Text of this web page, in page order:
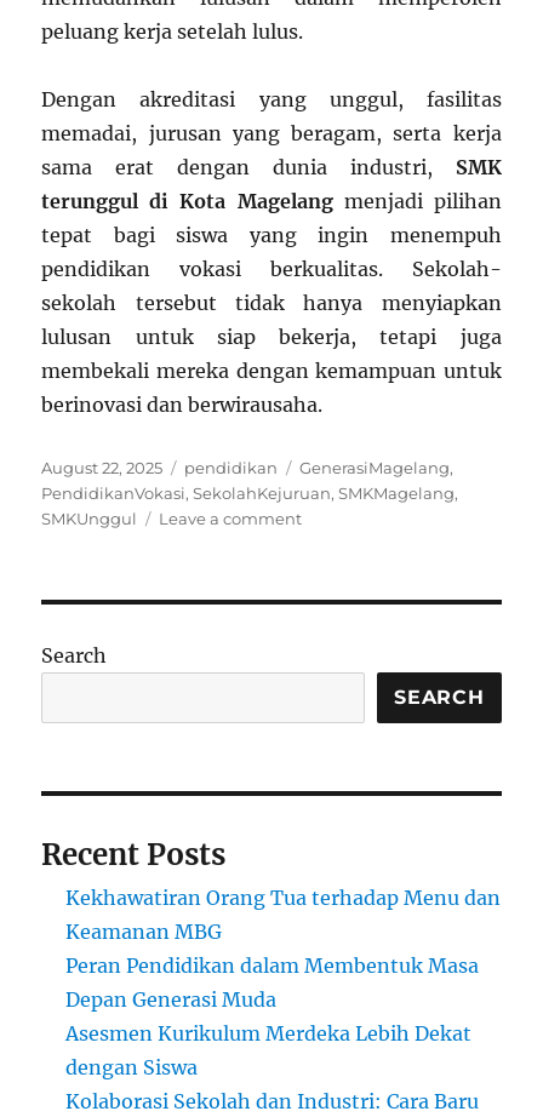
peluang kerja setelah lulus.
Dengan akreditasi yang unggul, fasilitas
memadai, jurusan yang beragam, serta kerja
sama erat dengan dunia industri, SMK
terunggul di Kota Magelangmenjadi pilihan
tepat bagi siswa yang ingin menempuh
pendidikan vokasi berkualitas. Sekolah-
sekolah tersebut tidak hanya menyiapkan
lulusan untuk siap bekerja, tetapi juga
membekali mereka dengan kemampuan untuk
berinovasi dan berwirausaha.
Posted
on
August 22, 2025 Categories
pendidikan Tags
GenerasiMagelang,
PendidikanVokasi,SekolahKejuruan,SMKMagelang,
SMKUnggul
Leave a commenton
Jawa
Pilar
di
Search
SEARCH
Recent Posts
Kekhawatiran Orang Tua terhadap Menu dan
Keamanan MBG
Peran Pendidikan dalam Membentuk Masa
Depan Generasi Muda
Asesmen Kurikulum Merdeka Lebih Dekat
dengan Siswa
Kolaborasi Sekolah dan Industri: Cara Baru